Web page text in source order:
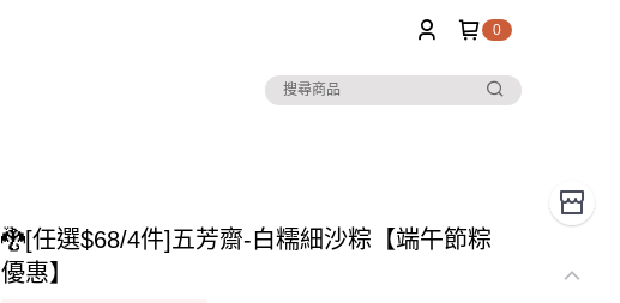
0
🐉[任選$68/4件]五芳齋-白糯細沙粽【端午節粽
優惠】